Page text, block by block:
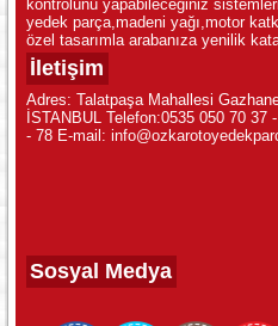
kontrolünü yapabileceğiniz
yedek parça,madeni yağı,motor
özel tasarımla arabanıza yenilik
İletişim
Adres: Talatpaşa Mahallesi
İSTANBUL Telefon:0535 050 70 37
- 78 E-mail:
Sosyal Medya